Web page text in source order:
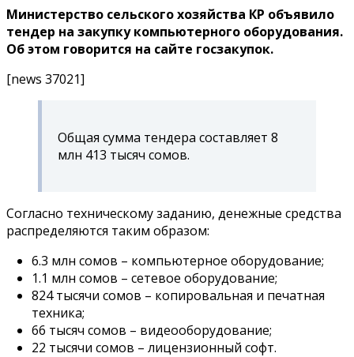
Министерство сельского хозяйства КР объявило
тендер на закупку компьютерного оборудования.
Об этом говорится на сайте госзакупок.
[news 37021]
Общая сумма тендера составляет 8
млн 413 тысяч сомов.
Согласно техническому заданию, денежные средства
распределяются таким образом:
6.3 млн сомов – компьютерное оборудование;
1.1 млн сомов – сетевое оборудование;
824 тысячи сомов – копировальная и печатная
техника;
66 тысяч сомов – видеооборудование;
22 тысячи сомов – лицензионный софт.